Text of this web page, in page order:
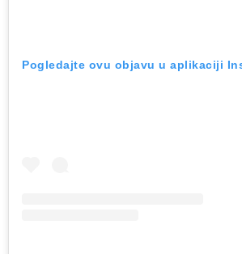
Pogledajte ovu objavu u aplikaciji